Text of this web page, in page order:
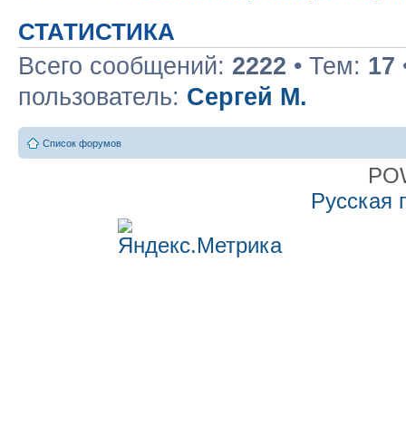
СТАТИСТИКА
Всего сообщений: 2222 • Тем: 17
пользователь: Сергей М.
Список форумов
Русская